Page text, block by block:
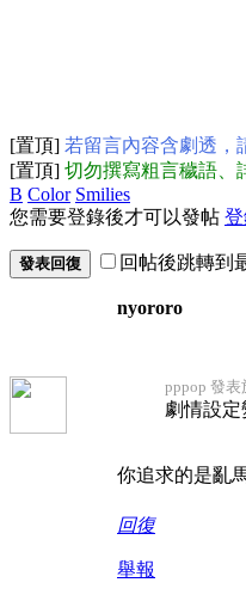
[置頂] 若留言內容含劇透，
[置頂] 切勿撰寫粗言穢語、
B Color Smilies
您需要登錄後才可以發帖
發表回復 回帖後跳轉到
nyororo
pppop 發表
劇情設
你追求的是亂
回復
舉報